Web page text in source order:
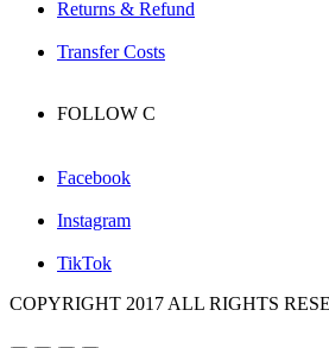
Returns & Refund
Transfer Costs
FOLLOW C
Facebook
Instagram
TikTok
COPYRIGHT 2017 ALL RIGHTS